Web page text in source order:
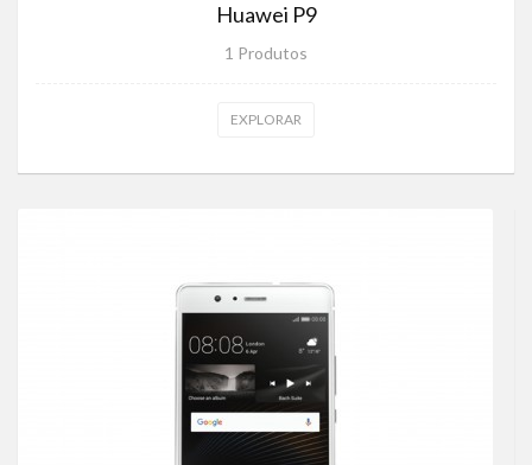
Huawei P9
1 Produtos
EXPLORAR